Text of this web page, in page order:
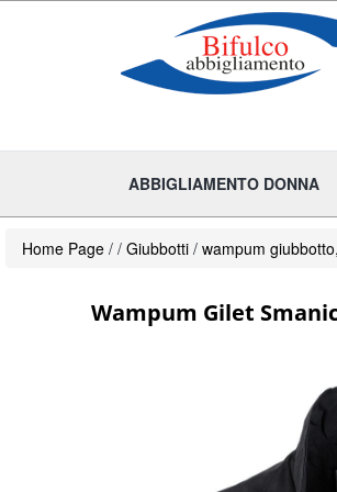
ABBIGLIAMENTO DONNA
Home Page / / Giubbotti / wampum
Wampum Gilet